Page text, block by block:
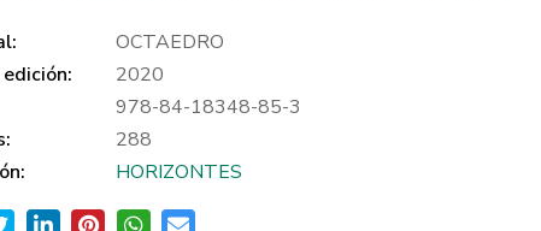
OCTAEDRO
2020
978-84-18348-85-3
288
HORIZONTES